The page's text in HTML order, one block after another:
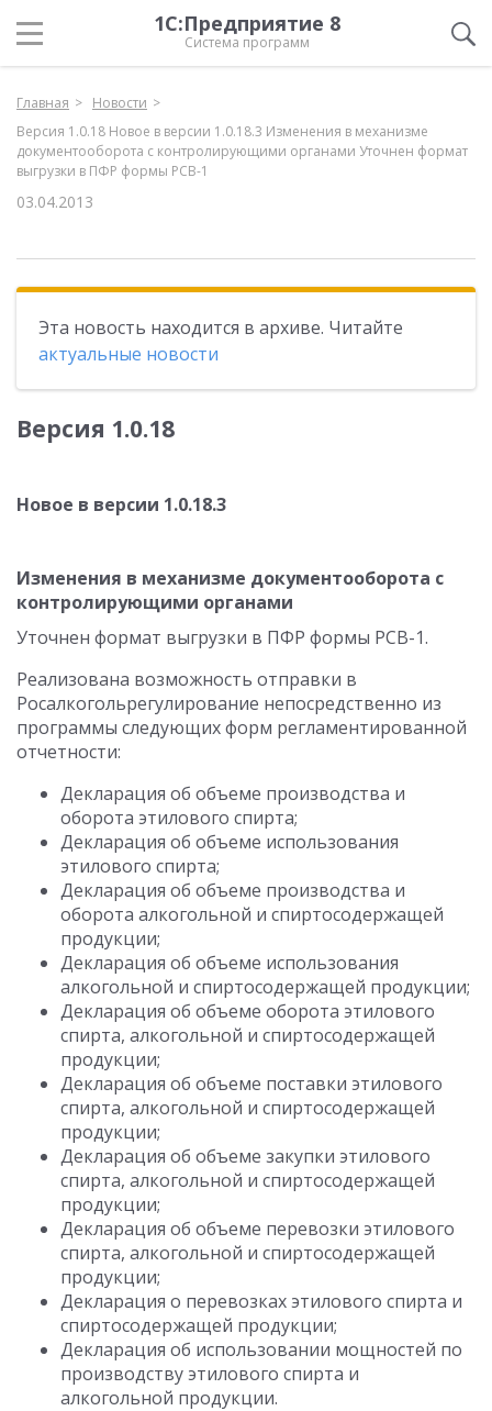
1С:Предприятие 8
Система программ
Главная
Новости
Версия 1.0.18 Новое в версии 1.0.18.3 Изменения в механизме
документооборота с контролирующими органами Уточнен формат
выгрузки в ПФР формы РСВ-1
03.04.2013
Эта новость находится в архиве. Читайте
актуальные новости
Версия 1.0.18
Новое в версии 1.0.18.3
Изменения в механизме документооборота с
контролирующими органами
Уточнен формат выгрузки в ПФР формы РСВ-1.
Реализована возможность отправки в
Росалкогольрегулирование непосредственно из
программы следующих форм регламентированной
отчетности:
Декларация об объеме производства и
оборота этилового спирта;
Декларация об объеме использования
этилового спирта;
Декларация об объеме производства и
оборота алкогольной и спиртосодержащей
продукции;
Декларация об объеме использования
алкогольной и спиртосодержащей продукции;
Декларация об объеме оборота этилового
спирта, алкогольной и спиртосодержащей
продукции;
Декларация об объеме поставки этилового
спирта, алкогольной и спиртосодержащей
продукции;
Декларация об объеме закупки этилового
спирта, алкогольной и спиртосодержащей
продукции;
Декларация об объеме перевозки этилового
спирта, алкогольной и спиртосодержащей
продукции;
Декларация о перевозках этилового спирта и
спиртосодержащей продукции;
Декларация об использовании мощностей по
производству этилового спирта и
алкогольной продукции.